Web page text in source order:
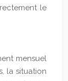
le
mensuel
la situation